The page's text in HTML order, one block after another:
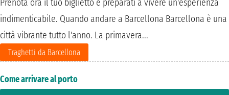
indimenticabile. Quando andare a Barcellona Barcellona è una
città vibrante tutto l'anno. La primavera...
Traghetti da Barcellona
Come arrivare al porto